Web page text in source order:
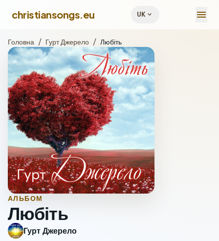
christiansongs.eu UKexpand_more menu
Головна / Гурт Джерело / Любіть
АЛЬБОМ
Любіть
Гурт Джерело